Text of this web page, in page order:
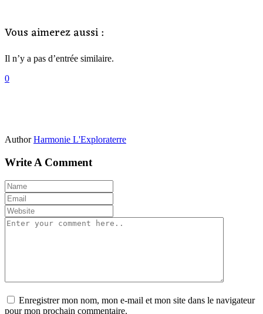
Vous aimerez aussi :
Il n’y a pas d’entrée similaire.
0
Author Harmonie L'Exploraterre
Write A Comment
Enregistrer mon nom, mon e-mail et mon site dans le navigateur
pour mon prochain commentaire.